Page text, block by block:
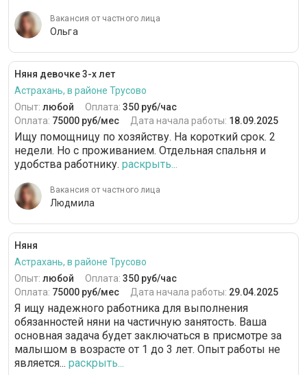
Вакансия от частного лица
Ольга
Няня девочке 3-х лет
Астрахань, в районе Трусово
Опыт: любой Оплата: 350 руб/час
Оплата: 75000 руб/мес Дата начала работы: 18.09.2025
Ищу помощницу по хозяйству. На короткий срок. 2
недели. Но с проживанием. Отдельная спальня и
удобства работнику. раскрыть...
Вакансия от частного лица
Людмила
Няня
Астрахань, в районе Трусово
Опыт: любой Оплата: 350 руб/час
Оплата: 75000 руб/мес Дата начала работы: 29.04.2025
Я ищу надежного работника для выполнения
обязанностей няни на частичную занятость. Ваша
основная задача будет заключаться в присмотре за
малышом в возрасте от 1 до 3 лет. Опыт работы не
является... раскрыть...